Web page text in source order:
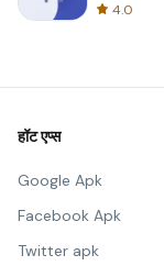
4.0
हॉट एप्स
Google Apk
Facebook Apk
Twitter apk